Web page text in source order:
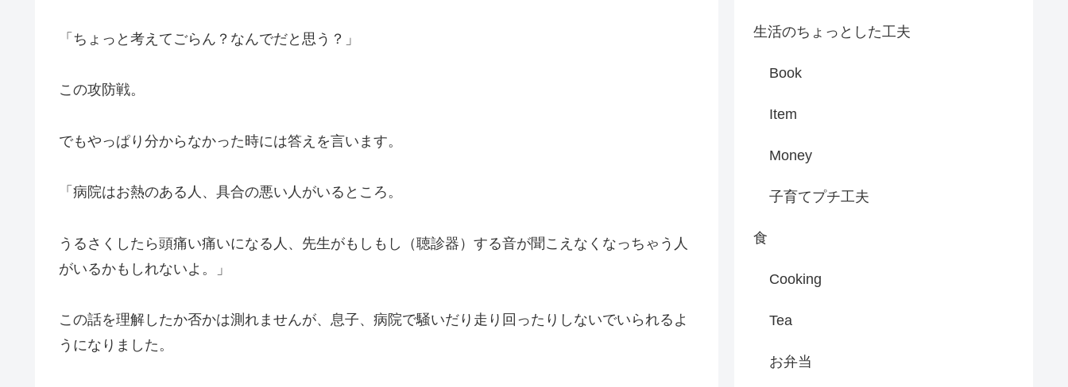
「ちょっと考えてごらん？なんでだと思う？」
この攻防戦。
でもやっぱり分からなかった時には答えを言います。
「病院はお熱のある人、具合の悪い人がいるところ。
うるさくしたら頭痛い痛いになる人、先生がもしもし（聴診器）する音が聞こえなくなっちゃう人
がいるかもしれないよ。」
この話を理解したか否かは測れませんが、息子、病院で騒いだり走り回ったりしないでいられるよ
うになりました。
生活のちょっとした工夫
Book
Item
Money
子育てプチ工夫
食
Cooking
Tea
お弁当